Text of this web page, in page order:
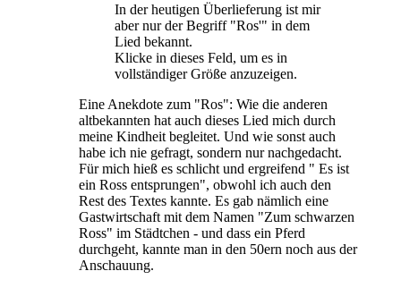
In der heutigen Überlieferung ist mir
aber nur der Begriff "Ros'" in dem
Lied bekannt.
Klicke in dieses Feld, um es in
vollständiger Größe anzuzeigen.
Eine Anekdote zum "Ros": Wie die anderen
altbekannten hat auch dieses Lied mich durch
meine Kindheit begleitet. Und wie sonst auch
habe ich nie gefragt, sondern nur nachgedacht.
Für mich hieß es schlicht und ergreifend " Es ist
ein Ross entsprungen", obwohl ich auch den
Rest des Textes kannte. Es gab nämlich eine
Gastwirtschaft mit dem Namen "Zum schwarzen
Ross" im Städtchen - und dass ein Pferd
durchgeht, kannte man in den 50ern noch aus der
Anschauung.